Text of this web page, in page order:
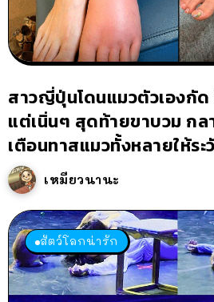
สาวญี่ปุ่นโดนแมวตัวเองกัด
แต่เนิ่นๆ สุดท้ายขาบวม กล
เตือนทาสแมวทั้งหลายให้ระ
เหมียวนานะ
สัตว์โลกน่ารัก